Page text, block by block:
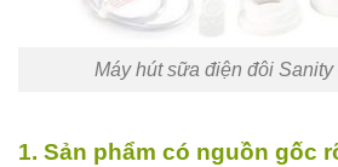
Máy hút sữa điện đôi Sanity
1. Sản phẩm có nguồn gốc